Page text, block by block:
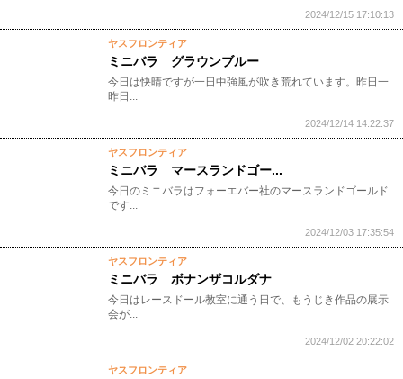
2024/12/15 17:10:13
ヤスフロンティア
ミニバラ グラウンブルー
今日は快晴ですが一日中強風が吹き荒れています。昨日一
昨日...
2024/12/14 14:22:37
ヤスフロンティア
ミニバラ マースランドゴー...
今日のミニバラはフォーエバー社のマースランドゴールド
です...
2024/12/03 17:35:54
ヤスフロンティア
ミニバラ ボナンザコルダナ
今日はレースドール教室に通う日で、もうじき作品の展示
会が...
2024/12/02 20:22:02
ヤスフロンティア